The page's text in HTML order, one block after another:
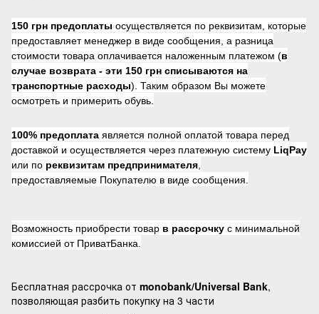
150 грн предоплаты осуществляется по реквизитам, которые
предоставляет менеджер в виде сообщения, а разница
стоимости товара оплачивается наложенным платежом (в
случае возврата - эти 150 грн списываются на
транспортные расходы). Таким образом Вы можете
осмотреть и примерить обувь.
100% предоплата является полной оплатой товара перед
доставкой и осуществляется через платежную систему LiqPay
или по реквизитам предпринимателя
предоставляемые Покупателю в виде сообщения.
Возможность приобрести товар в рассрочку с минимальной
комиссией от ПриватБанка.
Бесплатная рассрочка от monobank/Universal Bank,
позволяющая разбить покупку на 3 части